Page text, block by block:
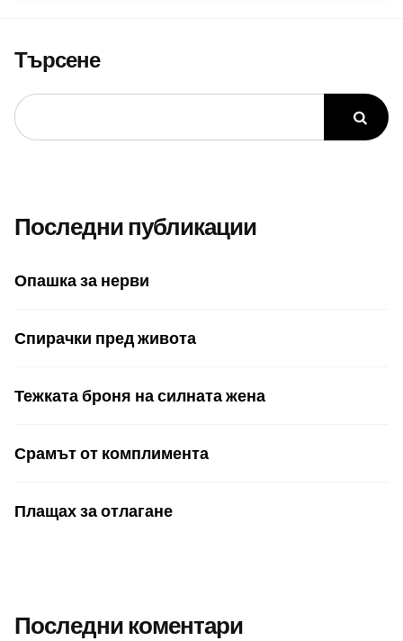
Търсене
Последни публикации
Опашка за нерви
Спирачки пред живота
Тежката броня на силната жена
Срамът от комплимента
Плащах за отлагане
Последни коментари